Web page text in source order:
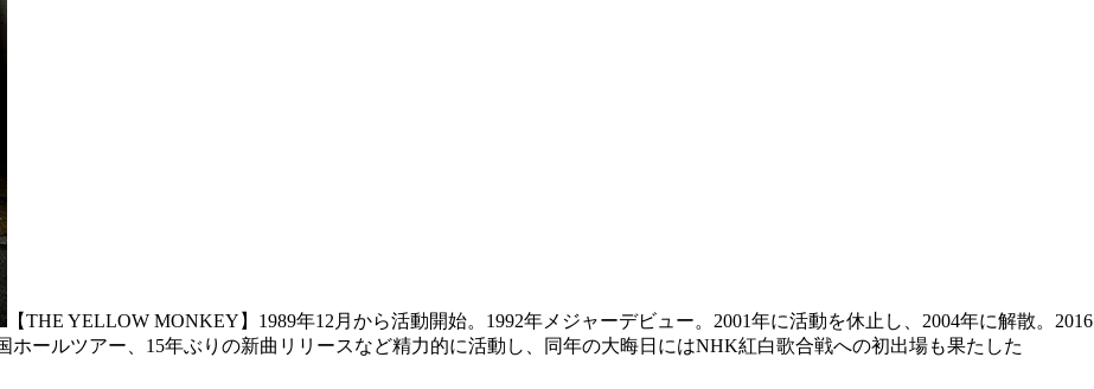
【THE YELLOW MONKEY】1989年12月から活動開始。1992年メジャーデビュー。2001年に活動を休止し、2004年に解散。2016
ールツアー、15年ぶりの新曲リリースなど精力的に活動し、同年の大晦日にはNHK紅白歌合戦への初出場も果たした